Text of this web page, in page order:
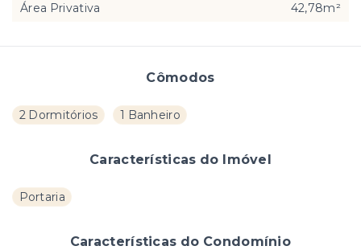
Cômodos
2 Dormitórios 1 Banheiro
Características do Imóvel
Portaria
Características do Condomínio
Área Privativa
42,78m²